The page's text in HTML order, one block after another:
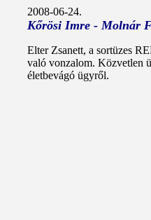
2008-06-24.
Kőrösi Imre - Molnár
Elter Zsanett, a sortüzes
való vonzalom. Közvetlen
életbevágó ügyről.